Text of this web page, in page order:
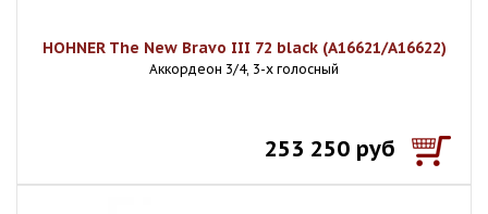
HOHNER The New Bravo III 72 black (A16621/A16622)
Аккордеон 3/4, 3-х голосный
253 250 руб